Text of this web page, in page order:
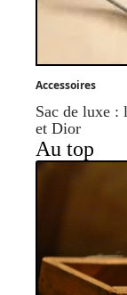
Accessoires
Sac de luxe :
et Dior
Au top